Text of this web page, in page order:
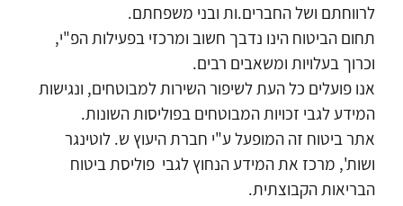
לרווחתם ושל החברים.ות ובני משפחתם.
תחום הביטוח הינו נדבך חשוב ומרכזי בפעילות הפ"י,
וכרוך בעלויות ומשאבים רבים.
אנו פועלים כל העת לשיפור השירות למבוטחים, ונגישות
המידע לגבי זכויות המבוטחים בפוליסות השונות.
אתר ביטוח זה המופעל ע"י חברת היעוץ ש. לוטינגר
ושות', מרכז את המידע הנחוץ לגבי  פוליסת ביטוח
הבריאות הקבוצתית.